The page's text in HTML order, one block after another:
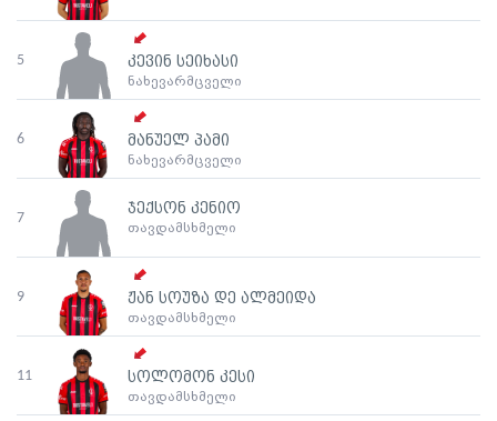
5 კევინ სეიხასი
ნახევარმცველი
6 მანუელ პამი
ნახევარმცველი
7
ჯექსონ კენიო
თავდამსხმელი
9 ჟან სოუზა დე ალმეიდა
თავდამსხმელი
11 სოლომონ კესი
თავდამსხმელი